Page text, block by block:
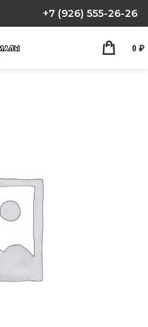
+7 (926) 555-26-26
0 ₽